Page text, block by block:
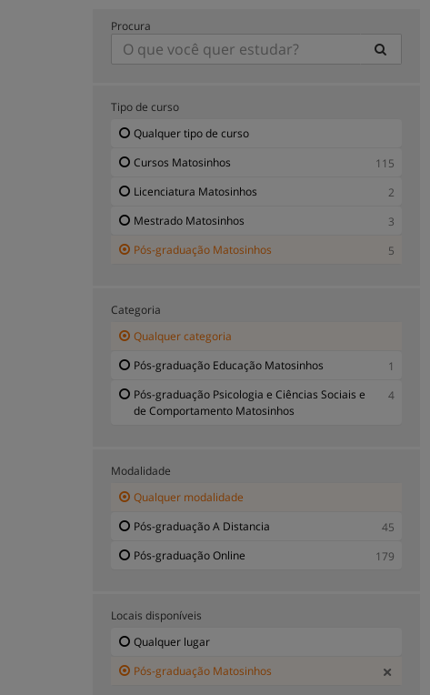
Procura
Tipo de curso
Qualquer tipo de curso
Cursos Matosinhos
115
Licenciatura Matosinhos
2
Mestrado Matosinhos
3
Pós-graduação Matosinhos
5
Categoria
Qualquer categoria
Pós-graduação Educação Matosinhos
1
Pós-graduação Psicologia e Ciências Sociais e
de Comportamento Matosinhos
4
Modalidade
Qualquer modalidade
Pós-graduação A Distancia
45
Pós-graduação Online
179
Locais disponíveis
Qualquer lugar
Pós-graduação Matosinhos